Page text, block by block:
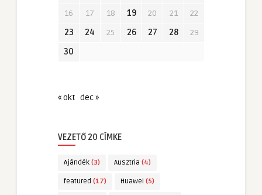
16
17 18 19 20 21
22
23
24 25 26 27 28
29
30
« okt dec »
VEZETŐ 20 CÍMKE
Ajándék (3) Ausztria (4)
featured (17) Huawei (5)